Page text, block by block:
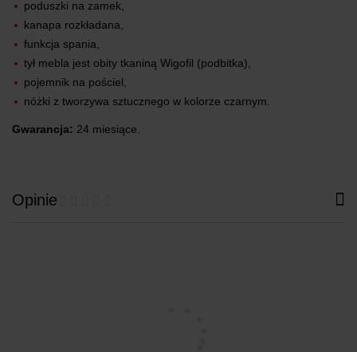
poduszki na zamek,
kanapa rozkładana,
funkcja spania,
tył mebla jest obity tkaniną Wigofil (podbitka),
pojemnik na pościel,
nóżki z tworzywa sztucznego w kolorze czarnym.
Gwarancja: 24 miesiące.
Opinie